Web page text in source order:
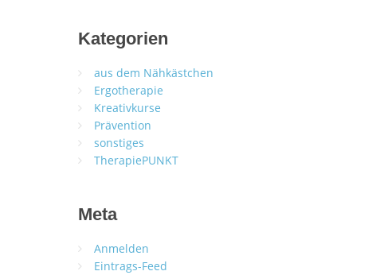
Kategorien
aus dem Nähkästchen
Ergotherapie
Kreativkurse
Prävention
sonstiges
TherapiePUNKT
Meta
Anmelden
Eintrags-Feed